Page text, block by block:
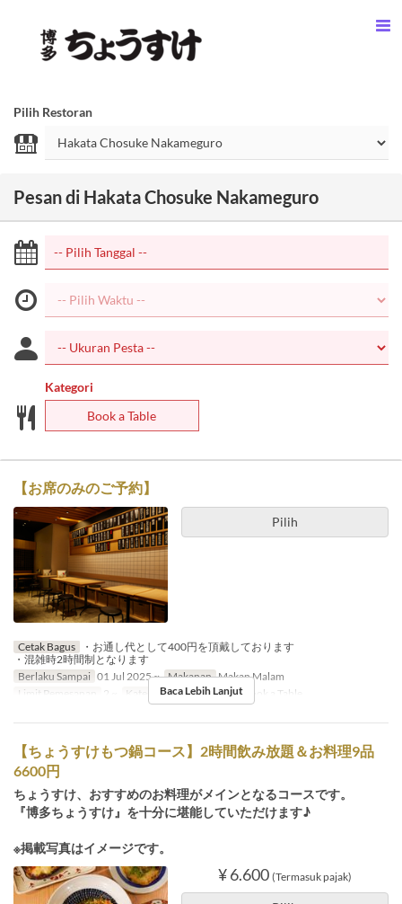
Pilih Restoran
Pesan di Hakata Chosuke Nakameguro
Kategori
Book a Table
【お席のみのご予約】
Pilih
Cetak Bagus
・お通し代として400円を頂戴しております
・混雑時2時間制となります
Berlaku Sampai 01 Jul 2025 ~ Makanan Makan Malam
Limit Pemesanan
2 ~ Kategori Tempat Duduk Book a Table
Baca Lebih Lanjut
【ちょうすけもつ鍋コース】2時間飲み放題＆お料理9品
6600円
ちょうすけ、おすすめのお料理がメインとなるコースです。
『博多ちょうすけ』を十分に堪能していただけます♪
※掲載写真はイメージです。
¥ 6.600 (Termasuk pajak)